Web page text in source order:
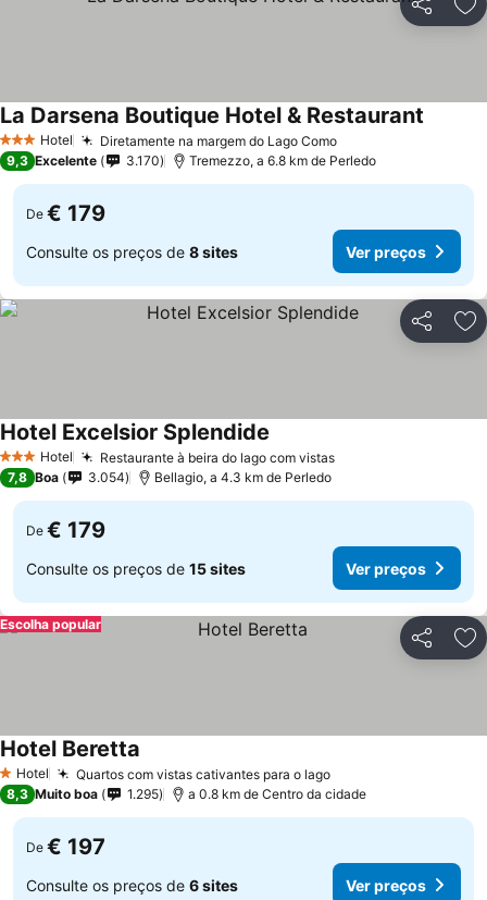
Partilhar
3 EstrelasHotel Diretamente na margem do Lago Como
La Darsena Boutique Hotel & Restaurant
9,3 Excelente 3.170 Tremezzo, a 6.8 km de Perledo
De € 179
Consulte os preços de 8 sites Ver preços
Partilhar
3 EstrelasHotel Restaurante à beira do lago com vistas
Hotel Excelsior Splendide
7,8 Boa 3.054 Bellagio, a 4.3 km de Perledo
De € 179
Consulte os preços de 15 sites Ver preços
Partilhar
Escolha popular
1 Estrelas
Hotel Quartos com vistas cativantes para o lago
Hotel Beretta
8,3 Muito boa 1.295 a 0.8 km de Centro da cidade
De € 197
Consulte os preços de 6 sites Ver preços